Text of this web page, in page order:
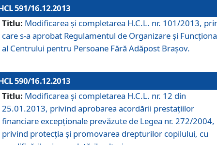
591/16.12.2013
Titlu: Modificarea şi completarea H.C.L. nr. 101/2013,
care s-a aprobat Regulamentul de Organizare şi
al Centrului pentru Persoane Fără Adăpost Braşov.
590/16.12.2013
Titlu: Modificarea şi completarea H.C.L. nr. 12 din
25.01.2013, privind aprobarea acordării prestaţiilor
financiare excepţionale prevăzute de Legea nr. 272/2004,
privind protecţia şi promovarea drepturilor copilului, cu